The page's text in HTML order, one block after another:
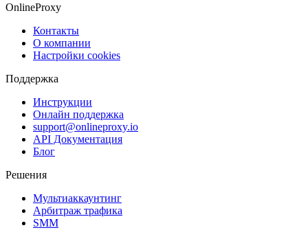
OnlineProxy
Контакты
О компании
Настройки cookies
Поддержка
Инструкции
Онлайн поддержка
support@onlineproxy.io
API Документация
Блог
Решения
Мультиаккаунтинг
Арбитраж трафика
SMM